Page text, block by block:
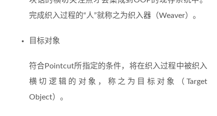
完成织入过程的“人”就称之为织入器（Weaver）。
目标对象
符合Pointcut所指定的条件，将在织入过程中被织入
横切逻辑的对象，称之为目标对象（Target
Object）。